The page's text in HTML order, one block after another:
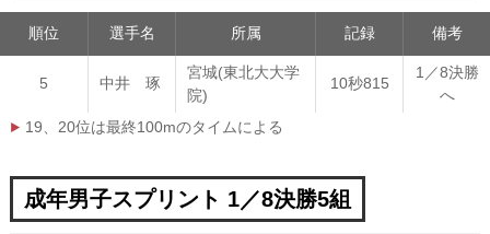
順位 選手名 所属 記録 備考
5 中井 琢
宮城(東北大大学
院)
10秒815
1／8決勝
へ
19、20位は最終100mのタイムによる
成年男子スプリント 1／8決勝5組